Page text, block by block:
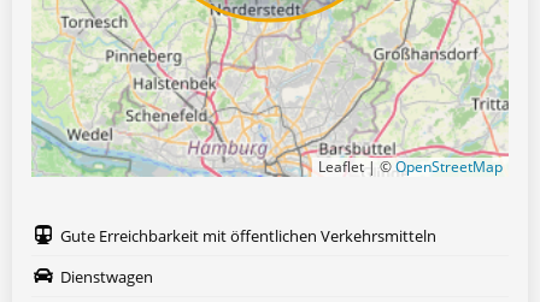
Leaflet | ©OpenStreetMap
Gute Erreichbarkeit mit öffentlichen Verkehrsmitteln
Dienstwagen